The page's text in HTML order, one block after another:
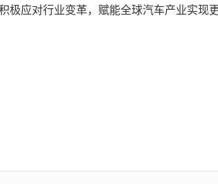
应对行业变革，赋能全球汽车产业实现